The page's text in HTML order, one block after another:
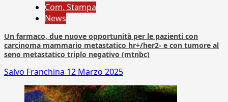
Com. Stampa
News
Un farmaco, due nuove opportunità per le pazienti con
carcinoma mammario metastatico hr+/her2- e con tumore al
seno metastatico triplo negativo (mtnbc)
Salvo Franchina 12 Marzo 2025